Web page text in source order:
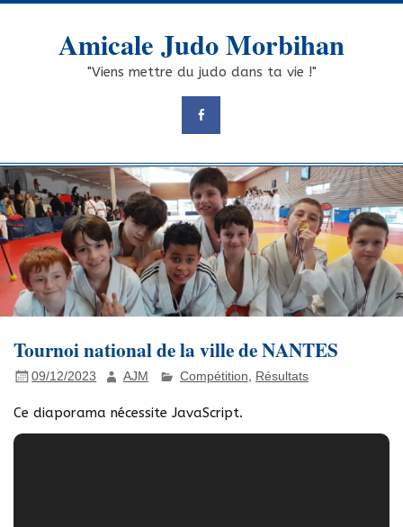
Skip
Amicale Judo Morbihan
"Viens mettre du judo dans ta vie !"
Tournoi national de la ville de NANTES
09/12/2023 AJM Compétition, Résultats
Ce diaporama nécessite JavaScript.